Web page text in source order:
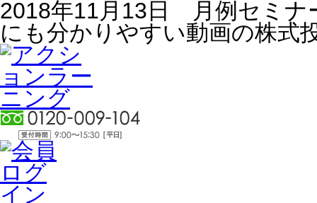
2018年11月13日 月例セミ
にも分かりやすい動画の株式